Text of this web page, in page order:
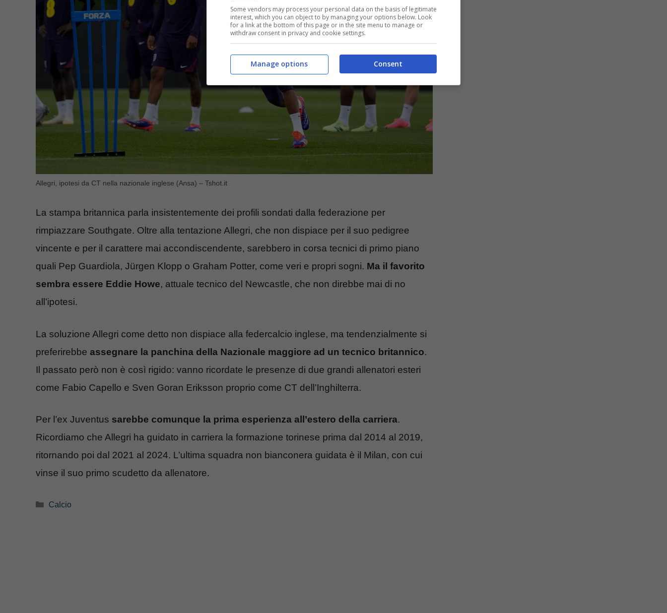
Allegri, ipotesi da CT nella nazionale inglese (Ansa) – Tshot.it
La stampa britannica parla insistentemente dei profili sondati dalla federazione per
rimpiazzare Southgate. Oltre alla tentazione Allegri, che non dispiace per il suo pedigree
vincente e per il carattere mai accondiscendente, sarebbero in corsa tecnici di primo piano
quali Pep Guardiola, Jürgen Klopp o Graham Potter, come veri e propri sogni. Ma il favorito
sembra essere Eddie Howe, attuale tecnico del Newcastle, che non direbbe mai di no
all’ipotesi.
La soluzione Allegri come detto non dispiace alla federcalcio inglese, ma tendenzialmente si
preferirebbe assegnare la panchina della Nazionale maggiore ad un tecnico britannico.
Il passato però non è così rigido: vanno ricordate le presenze di due grandi allenatori esteri
come Fabio Capello e Sven Goran Eriksson proprio come CT dell’Inghilterra.
Per l’ex Juventus sarebbe comunque la prima esperienza all’estero della carriera.
Ricordiamo che Allegri ha guidato in carriera la formazione torinese prima dal 2014 al 2019,
ritornando poi dal 2021 al 2024. L’ultima squadra non bianconera guidata è il Milan, con cui
vinse il suo primo scudetto da allenatore.
Categorie
Calcio
Some vendors may process your personal data on the basis of legitimate
interest, which you can object to by managing your options below. Look
for a link at the bottom of this page or in the site menu to manage or
withdraw consent in privacy and cookie settings.
Consent
Manage options